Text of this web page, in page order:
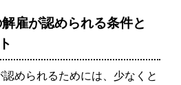
雇が認められる条件と
められるためには、少なくと